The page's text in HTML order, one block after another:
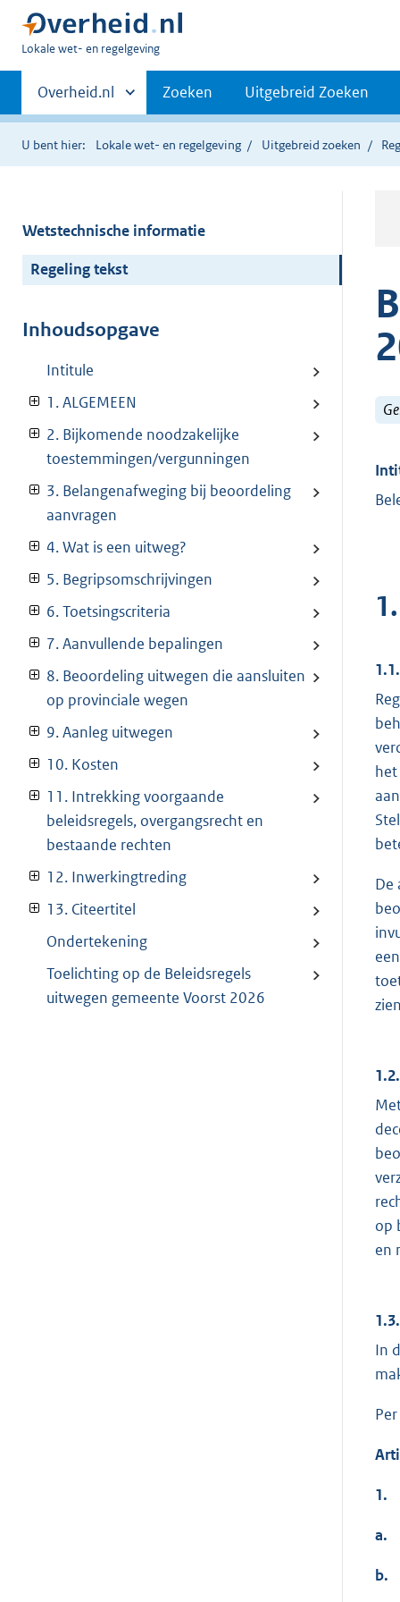
U
hier:
Lokale wet- en regelgeving
Primaire
navigatie
Andere
sites
binnen
Overheid.nl Zoeken Uitgebreid Zoeken
U bent hier: Lokale wet- en regelgeving Uitgebreid zoeken
Wetstechnische informatie
Regeling tekst
Inhoudsopgave
Intitule
1. ALGEMEEN
2. Bijkomende noodzakelijke
toestemmingen/vergunningen
3. Belangenafweging bij beoordeling
aanvragen
4. Wat is een uitweg?
5. Begripsomschrijvingen
6. Toetsingscriteria
7. Aanvullende bepalingen
8. Beoordeling uitwegen die aansluiten
op provinciale wegen
9. Aanleg uitwegen
10. Kosten
11. Intrekking voorgaande
beleidsregels, overgangsrecht en
bestaande rechten
12. Inwerkingtreding
13. Citeertitel
Ondertekening
Toelichting op de Beleidsregels
uitwegen gemeente Voorst 2026
De
op
en
In
1.
a.
b.